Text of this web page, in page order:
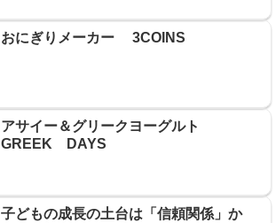
おにぎりメーカー 3COINS
アサイー＆グリークヨーグルト
GREEK DAYS
子どもの成長の土台は「信頼関係」か